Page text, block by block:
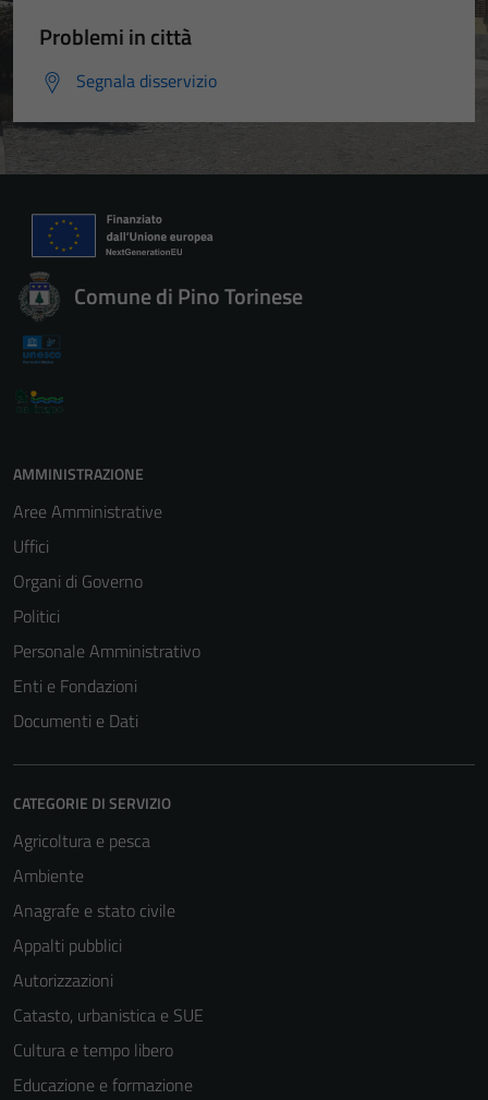
Problemi in città
Segnala disservizio
Comune di Pino Torinese
AMMINISTRAZIONE
Aree Amministrative
Uffici
Organi di Governo
Politici
Personale Amministrativo
Enti e Fondazioni
Documenti e Dati
CATEGORIE DI SERVIZIO
Agricoltura e pesca
Ambiente
Anagrafe e stato civile
Appalti pubblici
Autorizzazioni
Catasto, urbanistica e SUE
Cultura e tempo libero
Educazione e formazione